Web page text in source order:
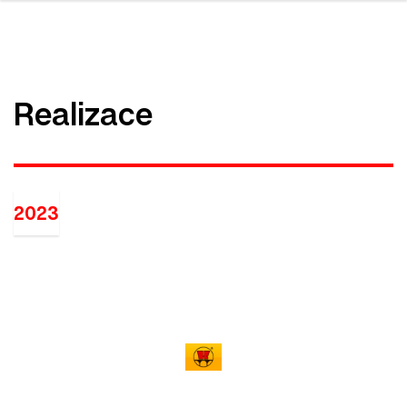
Realizace
2023